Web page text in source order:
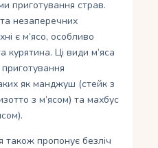
приготування страв.
незаперечних
є м’ясо, особливо
курятина. Ці види м’яса
як манджуш (стейк з
з м’ясом) та махбус
також пропонує безліч